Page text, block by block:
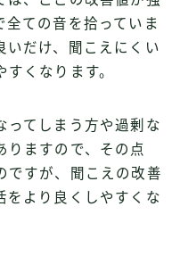
全ての音を拾っていま
いだけ、聞こえにくい
くなります。
ってしまう方や過剰な
りますので、その点
ですが、聞こえの改善
をより良くしやすくな